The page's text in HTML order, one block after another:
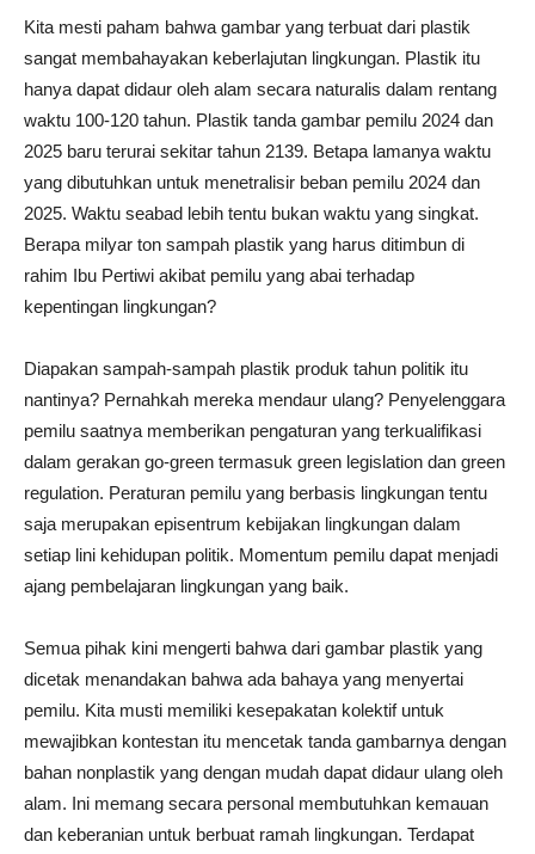
Kita mesti paham bahwa gambar yang terbuat dari plastik
sangat membahayakan keberlajutan lingkungan. Plastik itu
hanya dapat didaur oleh alam secara naturalis dalam rentang
waktu 100-120 tahun. Plastik tanda gambar pemilu 2024 dan
2025 baru terurai sekitar tahun 2139. Betapa lamanya waktu
yang dibutuhkan untuk menetralisir beban pemilu 2024 dan
2025. Waktu seabad lebih tentu bukan waktu yang singkat.
Berapa milyar ton sampah plastik yang harus ditimbun di
rahim Ibu Pertiwi akibat pemilu yang abai terhadap
kepentingan lingkungan?
Diapakan sampah-sampah plastik produk tahun politik itu
nantinya? Pernahkah mereka mendaur ulang? Penyelenggara
pemilu saatnya memberikan pengaturan yang terkualifikasi
dalam gerakan go-green termasuk green legislation dan green
regulation. Peraturan pemilu yang berbasis lingkungan tentu
saja merupakan episentrum kebijakan lingkungan dalam
setiap lini kehidupan politik. Momentum pemilu dapat menjadi
ajang pembelajaran lingkungan yang baik.
Semua pihak kini mengerti bahwa dari gambar plastik yang
dicetak menandakan bahwa ada bahaya yang menyertai
pemilu. Kita musti memiliki kesepakatan kolektif untuk
mewajibkan kontestan itu mencetak tanda gambarnya dengan
bahan nonplastik yang dengan mudah dapat didaur ulang oleh
alam. Ini memang secara personal membutuhkan kemauan
dan keberanian untuk berbuat ramah lingkungan. Terdapat